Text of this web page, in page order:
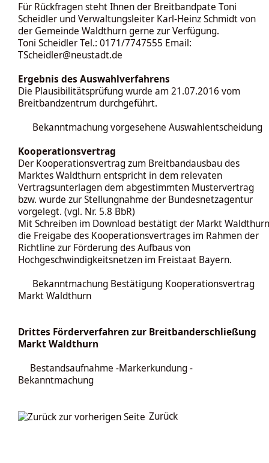
Für Rückfragen steht Ihnen der Breitbandpate Toni
Scheidler und Verwaltungsleiter Karl-Heinz Schmidt von
der Gemeinde Waldthurn gerne zur Verfügung.
Toni Scheidler Tel.: 0171/7747555 Email:
TScheidler@neustadt.de
Ergebnis des Auswahlverfahrens
Die Plausibilitätsprüfung wurde am 21.07.2016 vom
Breitbandzentrum durchgeführt.
Bekanntmachung vorgesehene Auswahlentscheidung
Kooperationsvertrag
Der Kooperationsvertrag zum Breitbandausbau des
Marktes Waldthurn entspricht in dem relevaten
Vertragsunterlagen dem abgestimmten Mustervertrag
bzw. wurde zur Stellungnahme der Bundesnetzagentur
vorgelegt. (vgl. Nr. 5.8 BbR)
Mit Schreiben im Download bestätigt der Markt Waldthurn
die Freigabe des Kooperationsvertrages im Rahmen der
Richtline zur Förderung des Aufbaus von
Hochgeschwindigkeitsnetzen im Freistaat Bayern.
Bekanntmachung Bestätigung Kooperationsvertrag
Markt Waldthurn
Drittes Förderverfahren zur Breitbanderschließung
Markt Waldthurn
Bestandsaufnahme -Markerkundung -
Bekanntmachung
Zurück